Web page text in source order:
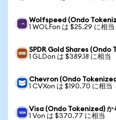
Wolfspeed (Ondo
1 WOLFon は $25.29 に相当
SPDR Gold Shares (Ondo
1 GLDon は $389.18 に相当
Chevron (Ondo
1 CVXon は $190.70 に相当
Visa (Ondo Tokenized) か
1 Von は $370.77 に相当